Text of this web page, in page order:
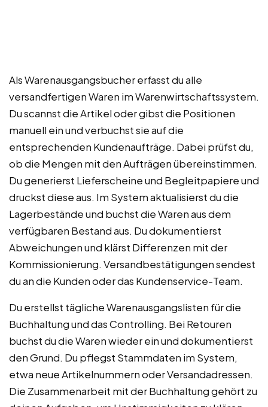
Als Warenausgangsbucher erfasst du alle
versandfertigen Waren im Warenwirtschaftssystem.
Du scannst die Artikel oder gibst die Positionen
manuell ein und verbuchst sie auf die
entsprechenden Kundenaufträge. Dabei prüfst du,
ob die Mengen mit den Aufträgen übereinstimmen.
Du generierst Lieferscheine und Begleitpapiere und
druckst diese aus. Im System aktualisierst du die
Lagerbestände und buchst die Waren aus dem
verfügbaren Bestand aus. Du dokumentierst
Abweichungen und klärst Differenzen mit der
Kommissionierung. Versandbestätigungen sendest
du an die Kunden oder das Kundenservice-Team.
Du erstellst tägliche Warenausgangslisten für die
Buchhaltung und das Controlling. Bei Retouren
buchst du die Waren wieder ein und dokumentierst
den Grund. Du pflegst Stammdaten im System,
etwa neue Artikelnummern oder Versandadressen.
Die Zusammenarbeit mit der Buchhaltung gehört zu